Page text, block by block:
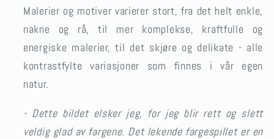
Malerier og motiver varierer stort, fra det helt enkle,
nakne og rå, til mer komplekse, kraftfulle og
energiske malerier, til det skjøre og delikate - alle
kontrastfylte variasjoner som finnes i vår egen
natur.
- Dette bildet elsker jeg, for jeg blir rett og slett
veldig glad av fargene. Det lekende fargespillet er en